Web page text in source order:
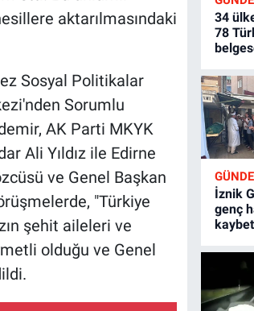
aktarılmasındaki
Sosyal Politikalar
Sorumlu
AK Parti MKYK
Ali Yıldız ile Edirne
ve Genel Başkan
"Türkiye
şehit aileleri ve
olduğu ve Genel
34
78
İznik
genç